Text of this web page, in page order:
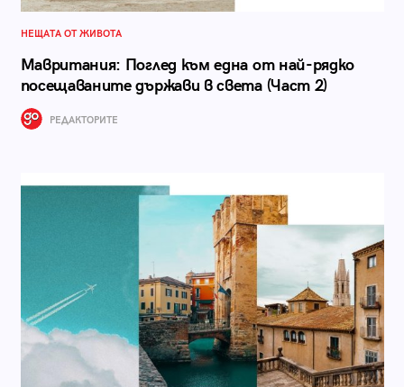
НЕЩАТА ОТ ЖИВОТА
Мавритания: Поглед към една от най-рядко
посещаваните държави в света (Част 2)
РЕДАКТОРИТЕ